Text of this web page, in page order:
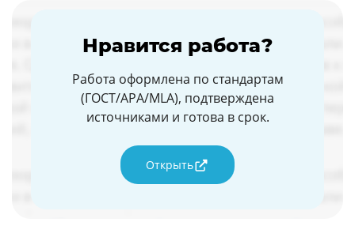
Нравится работа?
Работа оформлена по стандартам
(ГОСТ/APA/MLA), подтверждена
источниками и готова в срок.
Открыть